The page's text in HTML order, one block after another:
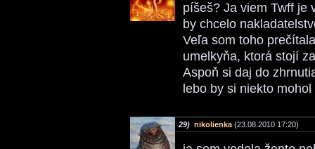
píšeš? Ja viem Twff je
by chcelo
Veľa som toho
umelkyňa, ktorá stojí
Aspoň si daj do
lebo by si niekto
29) nikolienka (23.08.2010 17:20)